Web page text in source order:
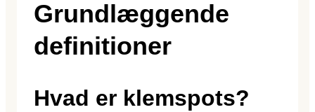
Grundlæggende
definitioner
Hvad er klemspots?